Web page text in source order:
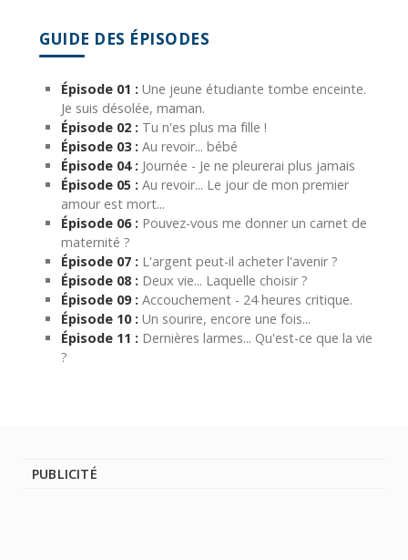
GUIDE DES ÉPISODES
Épisode 01 : Une jeune étudiante tombe enceinte.
Je suis désolée, maman.
Épisode 02 : Tu n'es plus ma fille !
Épisode 03 : Au revoir... bébé
Épisode 04 : Journée - Je ne pleurerai plus jamais
Épisode 05 : Au revoir... Le jour de mon premier
amour est mort...
Épisode 06 : Pouvez-vous me donner un carnet de
maternité ?
Épisode 07 : L'argent peut-il acheter l'avenir ?
Épisode 08 : Deux vie... Laquelle choisir ?
Épisode 09 : Accouchement - 24 heures critique.
Épisode 10 : Un sourire, encore une fois...
Épisode 11 : Dernières larmes... Qu'est-ce que la vie
?
PUBLICITÉ